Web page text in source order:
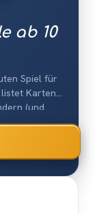
ab 10
Spiel für
Karten-,
(und
12 Jahren